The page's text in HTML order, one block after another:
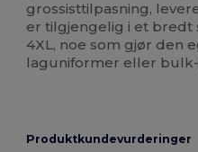
grossisttilpasning,
er tilgjengelig i et bredt
4XL, noe som gjør den
laguniformer eller
Produktkundevurderinger